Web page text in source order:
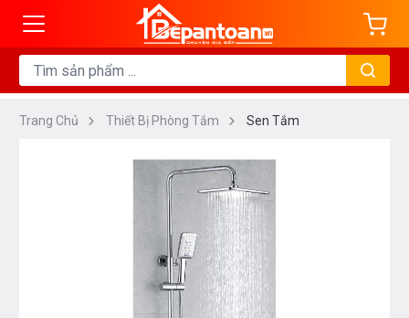
Trang Chủ Thiết Bị Phòng Tắm Sen Tắm